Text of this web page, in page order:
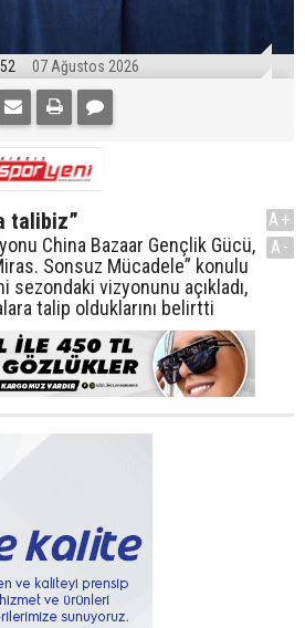
07 Ağustos 2026
talibiz”
China Bazaar Gençlik Gücü,
Sonsuz Mücadele” konulu
sezondaki vizyonunu açıkladı,
talip olduklarını belirtti
A+
A-